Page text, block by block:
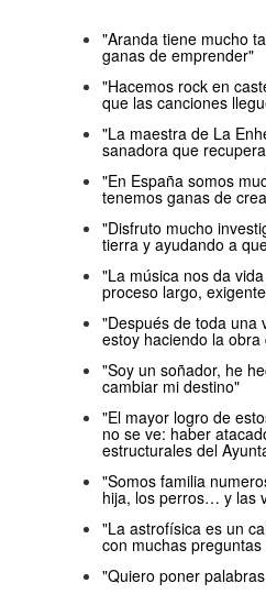
"Aranda tiene mucho
ganas de emprender"
"Hacemos rock en
que las canciones
"La maestra de La
sanadora que
"En España somos
tenemos ganas de
"Disfruto mucho
tierra y ayudando a
"La música nos da
proceso largo,
"Después de toda una
estoy haciendo la
"Soy un soñador, he
cambiar mi destino"
"El mayor logro de
no se ve: haber
estructurales del
"Somos familia
hija, los perros… y las
"La astrofísica es un
con muchas
"Quiero poner